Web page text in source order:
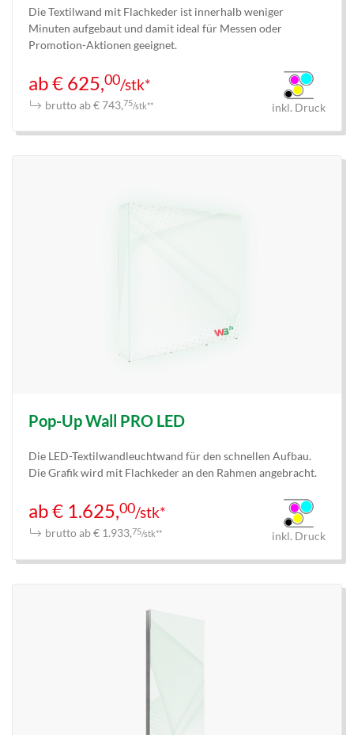
Die Textilwand mit Flachkeder ist innerhalb weniger
Minuten aufgebaut und damit ideal für Messen oder
Promotion-Aktionen geeignet.
ab € 625,00/stk*
brutto ab € 743,75/stk** inkl. Druck
Pop-Up Wall PRO LED
Die LED-Textilwandleuchtwand für den schnellen Aufbau.
Die Grafik wird mit Flachkeder an den Rahmen angebracht.
ab € 1.625,00/stk*
brutto ab € 1.933,75/stk** inkl. Druck